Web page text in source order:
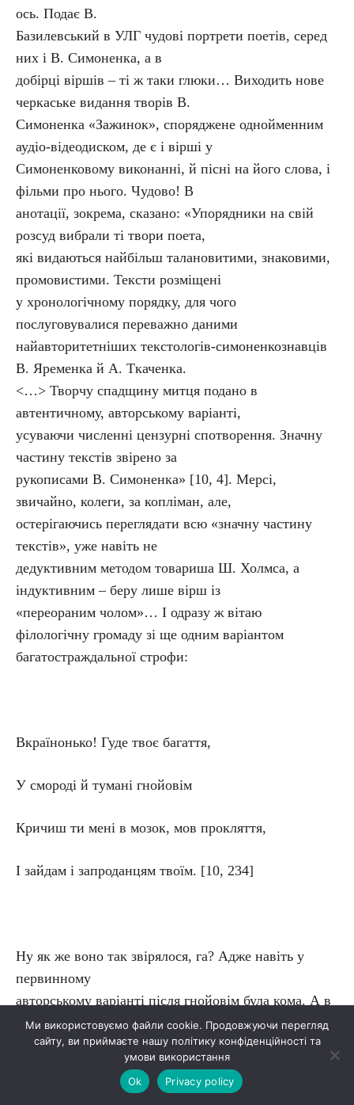
ось. Подає В.
Базилевський в УЛГ чудові портрети поетів, серед
них і В. Симоненка, а в
добірці віршів – ті ж таки глюки… Виходить нове
черкаське видання творів В.
Симоненка «Зажинок», споряджене однойменним
аудіо-відеодиском, де є і вірші у
Симоненковому виконанні, й пісні на його слова, і
фільми про нього. Чудово! В
анотації, зокрема, сказано: «Упорядники на свій
розсуд вибрали ті твори поета,
які видаються найбільш талановитими, знаковими,
промовистими. Тексти розміщені
у хронологічному порядку, для чого
послуговувалися переважно даними
найавторитетніших текстологів-симоненкознавців
В. Яременка й А. Ткаченка.
<…> Творчу спадщину митця подано в
автентичному, авторському варіанті,
усуваючи численні цензурні спотворення. Значну
частину текстів звірено за
рукописами В. Симоненка» [10, 4]. Мерсі,
звичайно, колеги, за копліман, але,
остерігаючись переглядати всю «значну частину
текстів», уже навіть не
дедуктивним методом товариша Ш. Холмса, а
індуктивним – беру лише вірш із
«переораним чолом»… І одразу ж вітаю
філологічну громаду зі ще одним варіантом
багатостраждальної строфи:
Вкраїнонько! Гуде твоє багаття,
У смороді й тумані гнойовім
Кричиш ти мені в мозок, мов прокляття,
І зайдам і запроданцям твоїм. [10, 234]
Ну як же воно так звірялося, га? Адже навіть у
первинному
авторському варіанті після гнойовім була кома. А в
цьому, контамінованому, без
коми, вже не просто багаття гуде в смороді, а
Вкраїна кричить у ньому. Але ж
сам автор – укотре безнадійно повторюю – сам
Ми використовуємо файли cookie. Продовжуючи перегляд
сайту, ви приймаєте нашу політику конфіденційності та
умови використання
Ok
Privacy policy